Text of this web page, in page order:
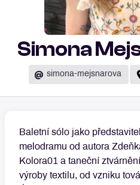
Simona
@ simona-mejsnarova
Baletní sólo jako
melodramu od autora
Kolora01 a taneční
výroby textilu, od vzniku